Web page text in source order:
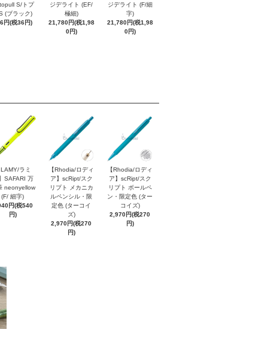
S/トプ
(ブラック)
円(税36円)
ジデライト (EF/
極細)
21,780円(税1,98
0円)
ジデライト (F/細
字)
21,780円(税1,98
0円)
ラミ
SAFARI 万
neonyellow
(F/ 細字)
円(税540
円)
【Rhodia/ロディ
ア】scRipt/スク
リプト メカニカ
ルペンシル・限
定色 (ターコイ
ズ)
2,970円(税270
円)
【Rhodia/ロディ
ア】scRipt/スク
リプト ボールペ
ン・限定色 (ター
コイズ)
2,970円(税270
円)